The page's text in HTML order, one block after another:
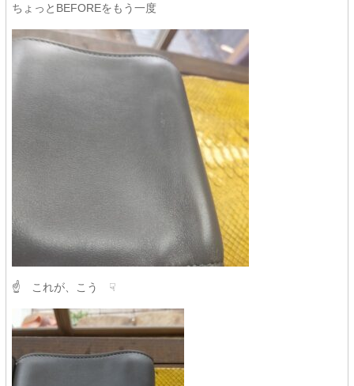
ちょっとBEFOREをもう一度
☝ これが、こう ☟